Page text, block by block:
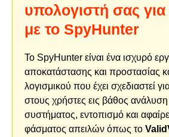
υπολογιστή σας για
με το SpyHunter
Το SpyHunter είναι ένα ισχυρό
αποκατάστασης και προστασίας
λογισμικού που έχει σχεδιαστεί
στους χρήστες εις βάθος
συστήματος, εντοπισμό και
φάσματος απειλών όπως το